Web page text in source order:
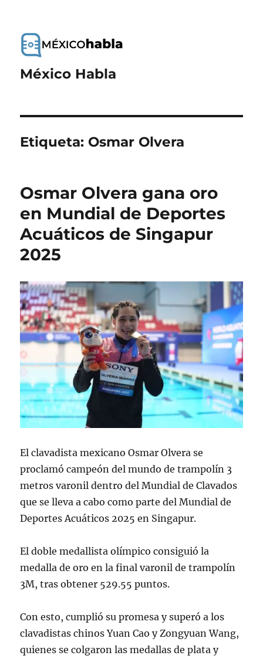
México Habla
Etiqueta: Osmar Olvera
Osmar Olvera gana oro
en Mundial de Deportes
Acuáticos de Singapur
2025
El clavadista mexicano Osmar Olvera se
proclamó campeón del mundo de trampolín 3
metros varonil dentro del Mundial de Clavados
que se lleva a cabo como parte del Mundial de
Deportes Acuáticos 2025 en Singapur.
El doble medallista olímpico consiguió la
medalla de oro en la final varonil de trampolín
3M, tras obtener 529.55 puntos.
Con esto, cumplió su promesa y superó a los
clavadistas chinos Yuan Cao y Zongyuan Wang,
quienes se colgaron las medallas de plata y